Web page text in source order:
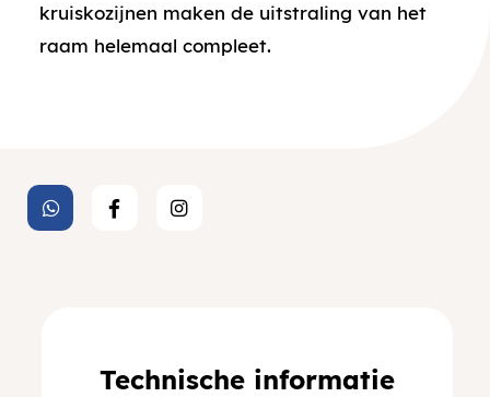
kruiskozijnen maken de uitstraling van het
raam helemaal compleet.
Technische informatie